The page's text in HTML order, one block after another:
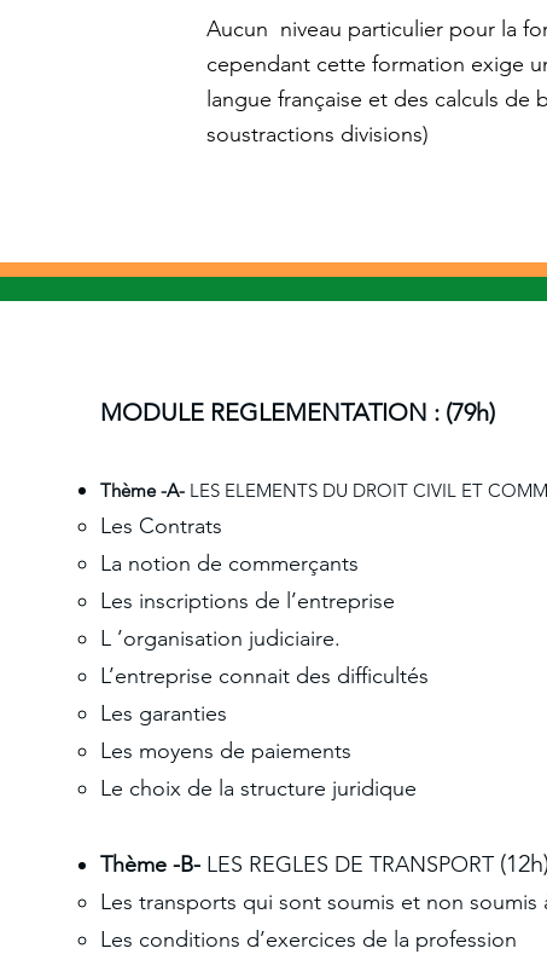
Aucun niveau particulier pour la
cependant cette formation exige
langue française et des calculs de
soustractions divisions)
MODULE REGLEMENTATION : (79h)
Thème -A- LES ELEMENTS DU DROIT CIVIL ET
Les Contrats
La notion de commerçants
Les inscriptions de l’entreprise
L ’organisation judiciaire.
L’entreprise connait des difficultés
Les garanties
Les moyens de paiements
Le choix de la structure juridique
Thème -B- LES REGLES DE TRANSPORT (12h)
Les transports qui sont soumis et non soumis
Les conditions d’exercices de la profession